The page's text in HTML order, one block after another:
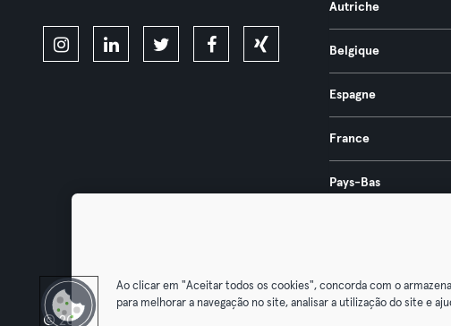
Autriche
Belgique
Espagne
France
Pays-Bas
© 2026 Urban Sports Group GmbH. All rights reserved.
Ao clicar em "Aceitar todos os cookies", concorda com o
para melhorar a navegação no site, analisar a utilização do site e